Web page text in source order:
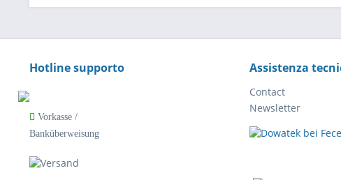
Hotline supporto
Vorkasse /
Banküberweisung
Assistenza
Contact
Newsletter